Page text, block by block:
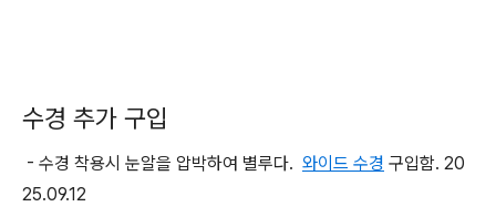
수경 추가 구입
- 수경 착용시 눈알을 압박하여 별루다. 와이드 수경 구입함. 20
25.09.12